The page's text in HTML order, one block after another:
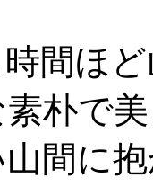
間ほ
朴で
間に